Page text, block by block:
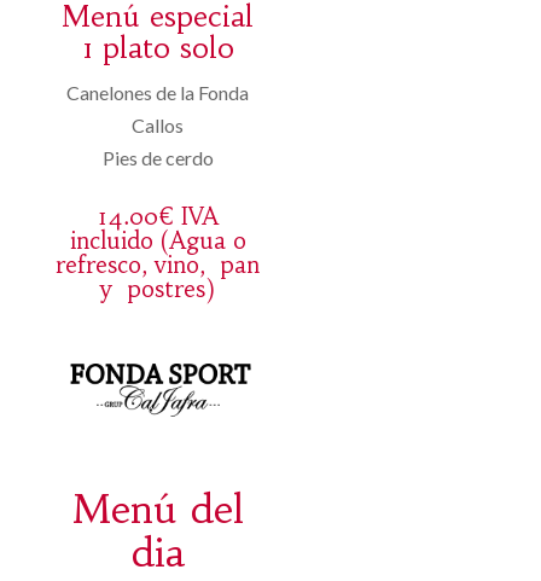
Menú especial
1 plato solo
Canelones de la Fonda
Callos
Pies de cerdo
14.00€ IVA
incluido (Agua o
refresco, vino, pan
y postres)
Menú del
dia